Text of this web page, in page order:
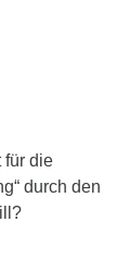
für die
durch den